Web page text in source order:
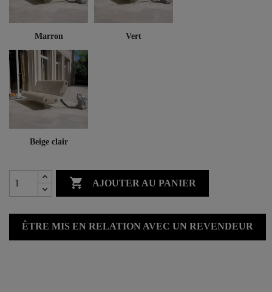
Marron Vert
Beige clair
 AJOUTER AU PANIER
ÊTRE MIS EN RELATION AVEC UN REVENDEUR